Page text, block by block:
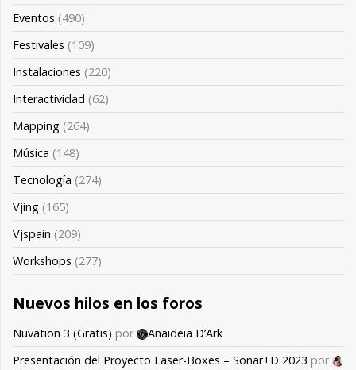
Eventos (490)
Festivales (109)
Instalaciones (220)
Interactividad (62)
Mapping (264)
Música (148)
Tecnología (274)
Vjing (165)
Vjspain (209)
Workshops (277)
Nuevos hilos en los foros
Nuvation 3 (Gratis) por
Anaideia D’Ark
Presentación del Proyecto Laser-Boxes – Sonar+D 2023 por